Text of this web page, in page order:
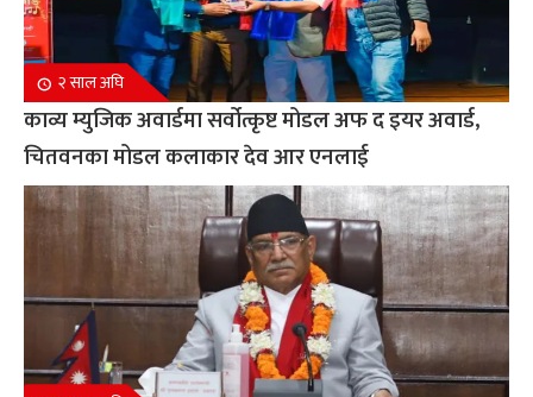
२ साल अघि
काव्य म्युजिक अवार्डमा सर्वोत्कृष्ट मोडल अफ द इयर अवार्ड,
चितवनका मोडल कलाकार देव आर एनलाई